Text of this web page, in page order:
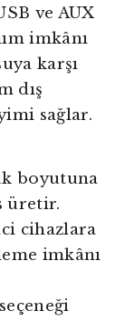
ve AUX
imkânı
karşı
dış
sağlar.
boyutuna
üretir.
cihazlara
imkânı